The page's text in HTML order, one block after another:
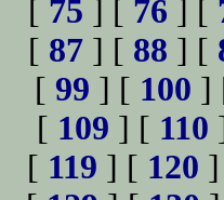
[ 75 ] [ 76 ] [
[ 87 ] [ 88 ] [
[ 99 ] [ 100 ]
[ 109 ] [ 110
[ 119 ] [ 120